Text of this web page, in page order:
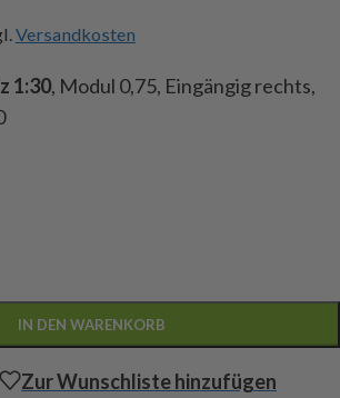
Versandkosten
1:30, Modul 0,75, Eingängig rechts,
IN DEN WARENKORB
Zur Wunschliste hinzufügen